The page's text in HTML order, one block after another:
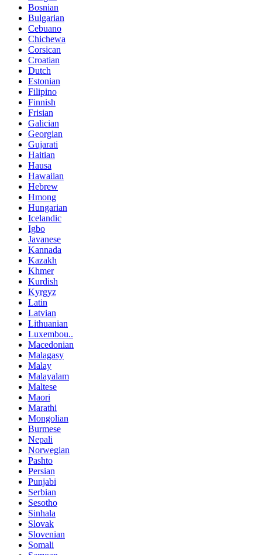
Bosnian
Bulgarian
Cebuano
Chichewa
Corsican
Croatian
Dutch
Estonian
Filipino
Finnish
Frisian
Galician
Georgian
Gujarati
Haitian
Hausa
Hawaiian
Hebrew
Hmong
Hungarian
Icelandic
Igbo
Javanese
Kannada
Kazakh
Khmer
Kurdish
Kyrgyz
Latin
Latvian
Lithuanian
Luxembou..
Macedonian
Malagasy
Malay
Malayalam
Maltese
Maori
Marathi
Mongolian
Burmese
Nepali
Norwegian
Pashto
Persian
Punjabi
Serbian
Sesotho
Sinhala
Slovak
Slovenian
Somali